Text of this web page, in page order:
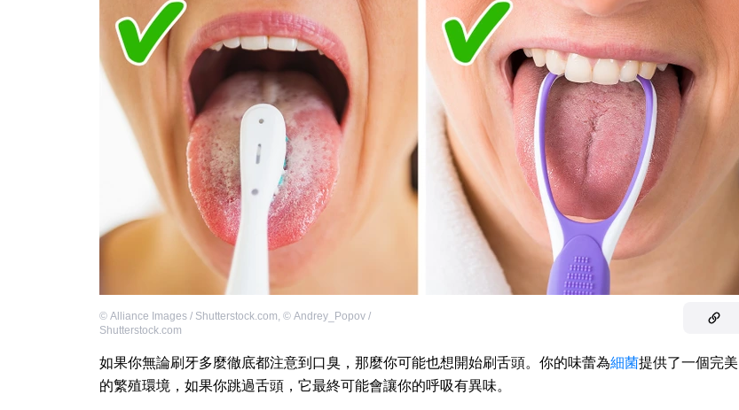
© Alliance Images / Shutterstock.com, © Andrey_Popov /
Shutterstock.com
如果你無論刷牙多麼徹底都注意到口臭，那麼你可能也想開始刷舌頭。你的味蕾為細菌提供了一個完美
的繁殖環境，如果你跳過舌頭，它最終可能會讓你的呼吸有異味。